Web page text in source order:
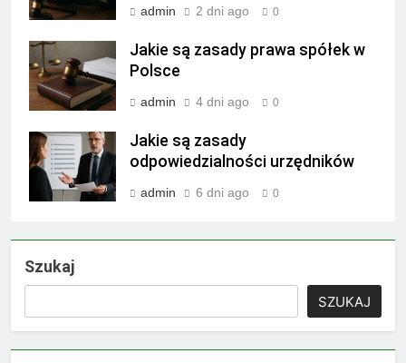
admin 2 dni ago 0
Jakie są zasady prawa spółek w
Polsce
admin 4 dni ago 0
Jakie są zasady
odpowiedzialności urzędników
admin 6 dni ago 0
Szukaj
SZUKAJ